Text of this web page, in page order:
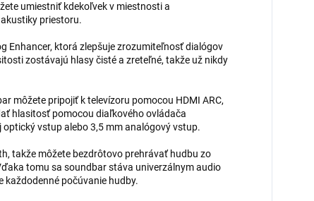
umiestniť kdekoľvek v miestnosti a
priestoru.
Enhancer, ktorá zlepšuje zrozumiteľnosť dialógov
zostávajú hlasy čisté a zreteľné, takže už nikdy
môžete pripojiť k televízoru pomocou HDMI ARC,
hlasitosť pomocou diaľkového ovládača
vstup alebo 3,5 mm analógový vstup.
takže môžete bezdrôtovo prehrávať hudbu zo
tomu sa soundbar stáva univerzálnym audio
každodenné počúvanie hudby.